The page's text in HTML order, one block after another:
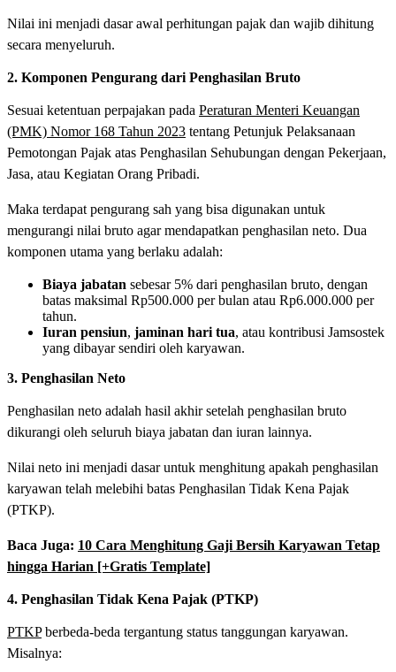
Nilai ini menjadi dasar awal perhitungan pajak dan wajib dihitung
secara menyeluruh.
2. Komponen Pengurang dari Penghasilan Bruto
Sesuai ketentuan perpajakan pada Peraturan Menteri Keuangan
(PMK) Nomor 168 Tahun 2023 tentang Petunjuk Pelaksanaan
Pemotongan Pajak atas Penghasilan Sehubungan dengan Pekerjaan,
Jasa, atau Kegiatan Orang Pribadi.
Maka terdapat pengurang sah yang bisa digunakan untuk
mengurangi nilai bruto agar mendapatkan penghasilan neto. Dua
komponen utama yang berlaku adalah:
Biaya jabatan sebesar 5% dari penghasilan bruto, dengan
batas maksimal Rp500.000 per bulan atau Rp6.000.000 per
tahun.
Iuran pensiun, jaminan hari tua, atau kontribusi Jamsostek
yang dibayar sendiri oleh karyawan.
3. Penghasilan Neto
Penghasilan neto adalah hasil akhir setelah penghasilan bruto
dikurangi oleh seluruh biaya jabatan dan iuran lainnya.
Nilai neto ini menjadi dasar untuk menghitung apakah penghasilan
karyawan telah melebihi batas Penghasilan Tidak Kena Pajak
(PTKP).
Baca Juga: 10 Cara Menghitung Gaji Bersih Karyawan Tetap
hingga Harian [+Gratis Template]
4. Penghasilan Tidak Kena Pajak (PTKP)
PTKPberbeda-beda tergantung status tanggungan karyawan.
Misalnya: